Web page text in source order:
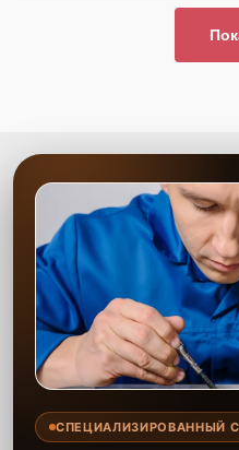
СПЕЦИАЛИЗИРОВАННЫЙ